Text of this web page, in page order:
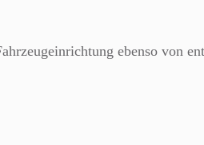
ebenso von